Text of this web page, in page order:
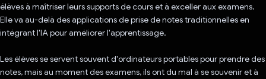
élèves à maîtriser leurs supports de cours et à exceller aux examens.
Elle va au-delà des applications de prise de notes traditionnelles en
intégrant l'IA pour améliorer l'apprentissage.
Les élèves se servent souvent d'ordinateurs portables pour prendre des
notes, mais au moment des examens, ils ont du mal à se souvenir et à